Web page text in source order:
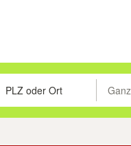
mit den Pfeiltasten
oder Ort eingeben.